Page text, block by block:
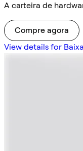
A carteira de
Compre agora
View details for